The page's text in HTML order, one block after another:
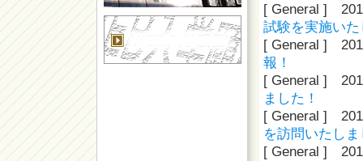
[ General ]
試験を実施い
[ General ]
報！
[ General ]
ました！
[ General ]
を訪問いたし
[ General ]